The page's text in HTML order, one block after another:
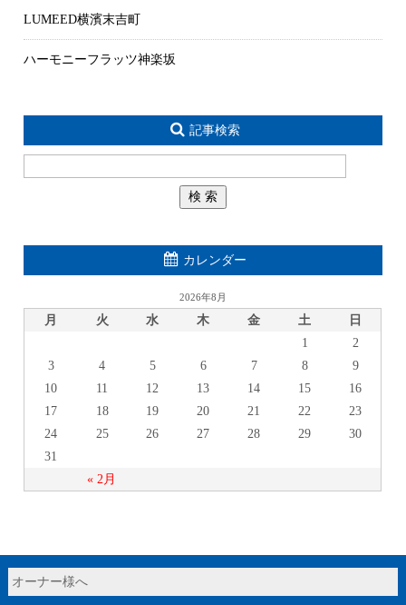
LUMEED横濱末吉町
ハーモニーフラッツ神楽坂
記事検索
カレンダー
2026年8月
月 火 水 木 金 土 日
« 2月
1
2
3
4 5 6 7 8
9
10
11 12 13 14 15
16
17
18 19 20 21 22
23
24
25 26 27 28 29
30
31
オーナー様へ